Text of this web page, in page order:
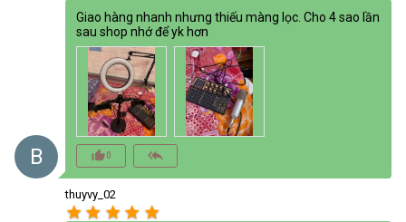
B
Giao hàng nhanh nhưng thiếu màng lọc. Cho 4 sao lần
sau shop nhớ để yk hơn
thumb_up_alt0 reply_all
thuyvy_02
star star star star star